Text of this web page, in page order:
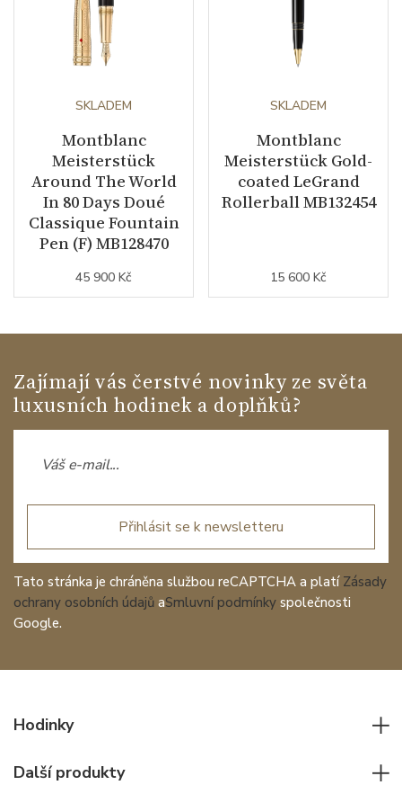
SKLADEM
Montblanc
Meisterstück
Around The World
In 80 Days Doué
Classique Fountain
Pen (F) MB128470
45 900 Kč
SKLADEM
Montblanc
Meisterstück Gold-
coated LeGrand
Rollerball MB132454
15 600 Kč
Zajímají vás čerstvé novinky ze světa
luxusních hodinek a doplňků?
Přihlásit se k newsletteru
Tato stránka je chráněna službou reCAPTCHA a platí Zásady
ochrany osobních údajů aSmluvní podmínky společnosti
Google.
Hodinky
Další produkty